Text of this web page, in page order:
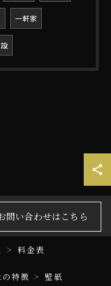
一軒家
問い合わせはこちら
料金表
の特徴 壁紙